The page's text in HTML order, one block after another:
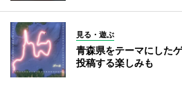
見る・遊ぶ
青森県をテーマにした
投稿する楽しみも